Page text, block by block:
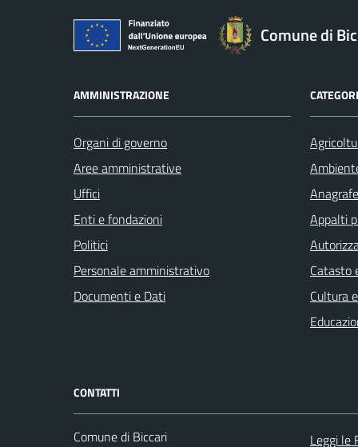
Comune di
AMMINISTRAZIONE
Organi di governo
Aree amministrative
Uffici
Enti e fondazioni
Politici
Personale amministrativo
Documenti e Dati
Appalti
Catasto
Cultura
CONTATTI
Comune di Biccari
Leggi le